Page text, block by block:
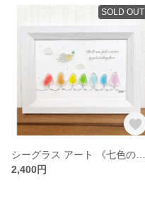
SOLD OUT
2,400円